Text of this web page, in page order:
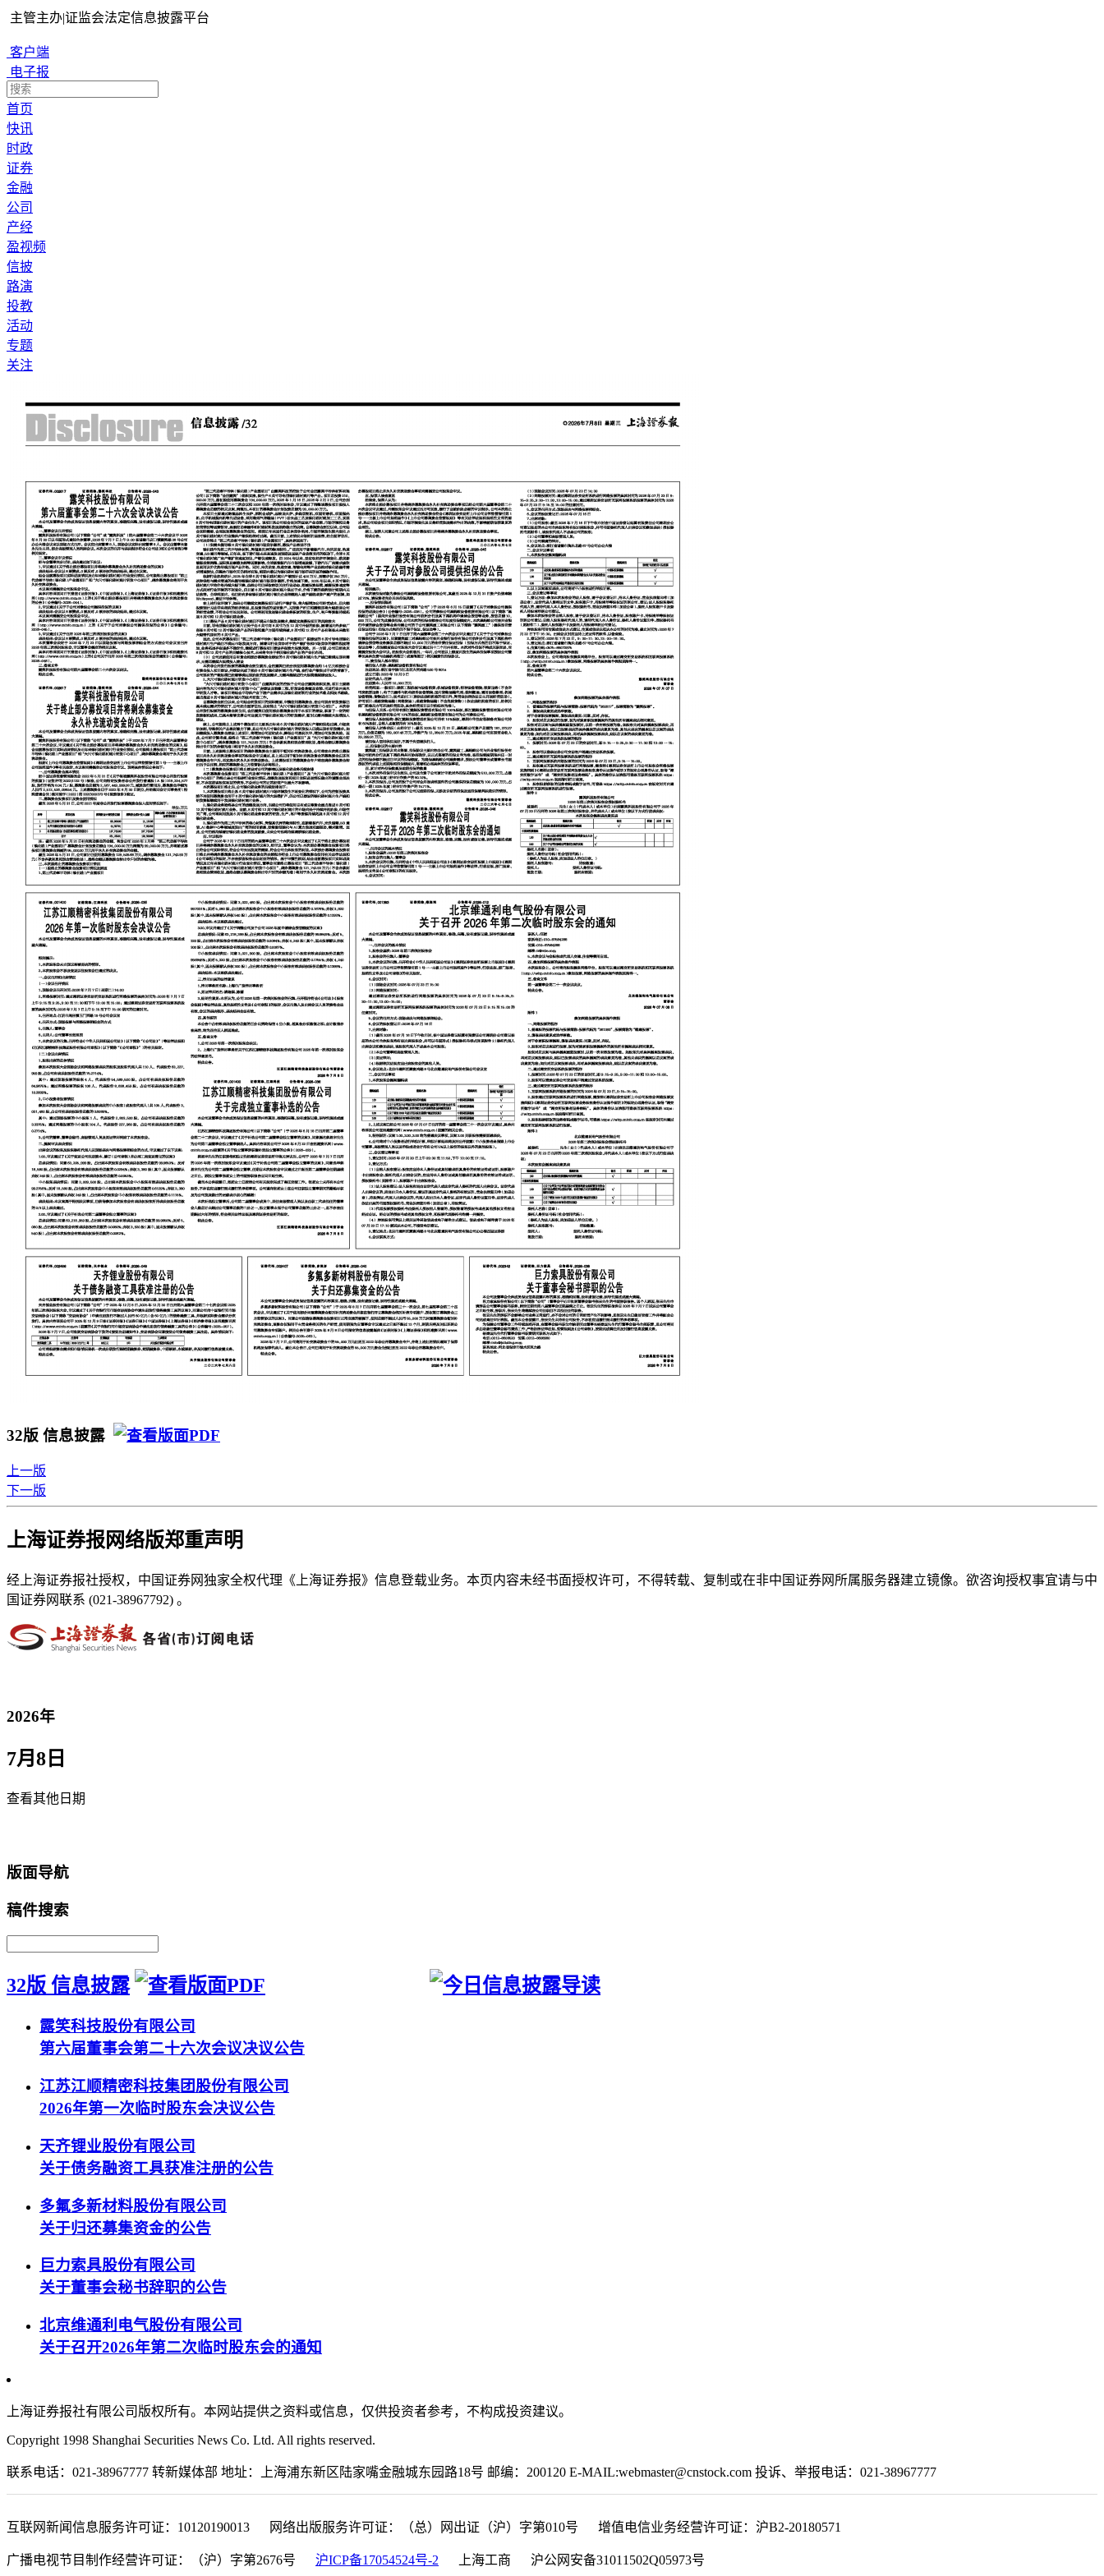
主管主办|证监会法定信息披露平台
客户端
电子报
首页
快讯
时政
证券
金融
公司
产经
盈视频
信披
路演
投教
活动
专题
关注
32版 信息披露
上一版
下一版
上海证券报网络版郑重声明
经上海证券报社授权，中国证券网独家全权代理《上海证券报》信息登载业务。本页内容未经书面授权许可，不得转载、复制或在非中国证券网所属服务器建立镜像。欲咨询授权事宜请与中
国证券网联系 (021-38967792) 。
2026年
7月8日
查看其他日期
版面导航
稿件搜索
32版 信息披露
露笑科技股份有限公司
第六届董事会第二十六次会议决议公告
江苏江顺精密科技集团股份有限公司
2026年第一次临时股东会决议公告
天齐锂业股份有限公司
关于债务融资工具获准注册的公告
多氟多新材料股份有限公司
关于归还募集资金的公告
巨力索具股份有限公司
关于董事会秘书辞职的公告
北京维通利电气股份有限公司
关于召开2026年第二次临时股东会的通知
上海证券报社有限公司版权所有。本网站提供之资料或信息，仅供投资者参考，不构成投资建议。
Copyright 1998 Shanghai Securities News Co. Ltd. All rights reserved.
联系电话：021-38967777 转新媒体部 地址：上海浦东新区陆家嘴金融城东园路18号 邮编：200120 E-MAIL:webmaster@cnstock.com 投诉、举报电话：021-38967777
互联网新闻信息服务许可证：10120190013 网络出版服务许可证：（总）网出证（沪）字第010号 增值电信业务经营许可证：沪B2-20180571
广播电视节目制作经营许可证：（沪）字第2676号 沪ICP备17054524号-2 上海工商 沪公网安备31011502Q05973号